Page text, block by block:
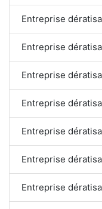
Entreprise
Entreprise
Entreprise
Entreprise
Entreprise
Entreprise
Entreprise